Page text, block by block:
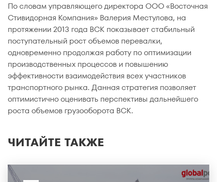
По словам управляющего директора ООО «Восточная
Стивидорная Компания» Валерия Местулова, на
протяжении 2013 года ВСК показывает стабильный
поступательный рост объемов перевалки,
одновременно продолжая работу по оптимизации
производственных процессов и повышению
эффективности взаимодействия всех участников
транспортного рынка. Данная стратегия позволяет
оптимистично оценивать перспективы дальнейшего
роста объемов грузооборота ВСК.
ЧИТАЙТЕ ТАКЖЕ